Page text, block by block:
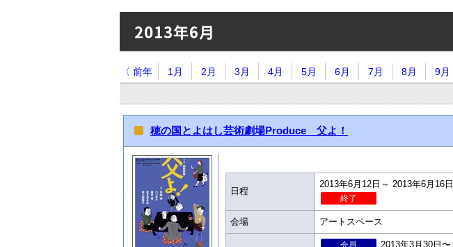
2013年6月
〈 前年 1月 2月 3月 4月 5月 6月 7月 8月 9月
穂の国とよはし芸術劇場Produce 父よ！
日程
2013年6月12日～ 2013年6月16日
終了
会場 アートスペース
会員 2013年3月30日〜